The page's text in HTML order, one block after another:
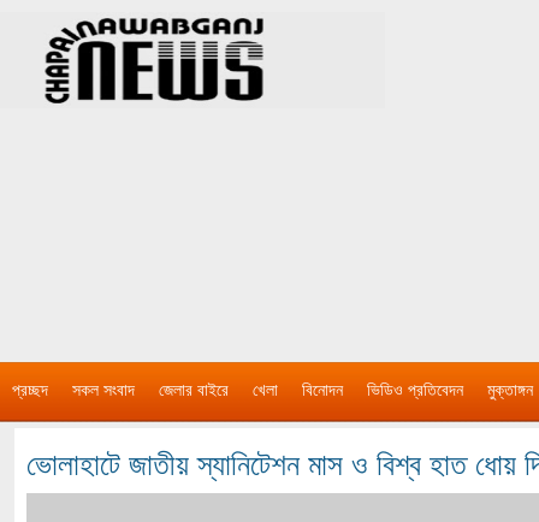
প্রচ্ছদ সকল সংবাদ জেলার বাইরে খেলা বিনোদন ভিডিও প্রতিবেদন মুক্তাঙ্গন
ভোলাহাটে জাতীয় স্যানিটেশন মাস ও বিশ্ব হাত ধোয়